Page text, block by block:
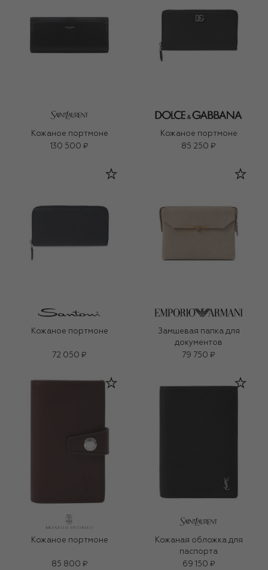
Кожаное портмоне
130 500 ₽
Кожаное портмоне
85 250 ₽
Кожаное портмоне
72 050 ₽
Замшевая папка для
документов
79 750 ₽
Кожаное портмоне
85 800 ₽
Кожаная обложка для
паспорта
69 150 ₽